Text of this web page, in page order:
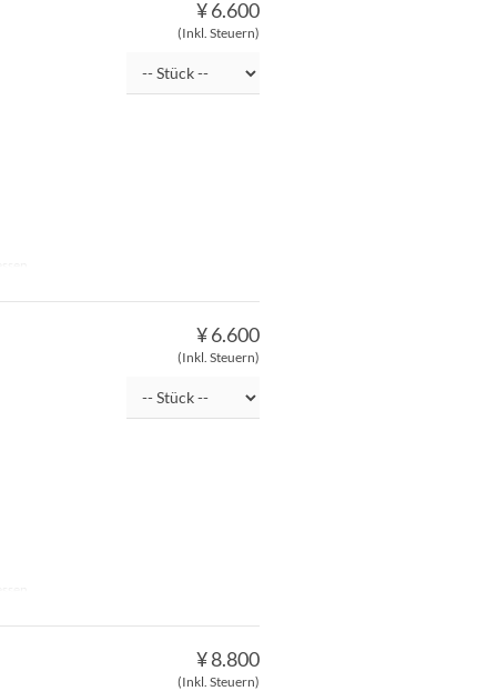
¥ 6.600
(Inkl. Steuern)
¥ 6.600
(Inkl. Steuern)
¥ 8.800
(Inkl. Steuern)